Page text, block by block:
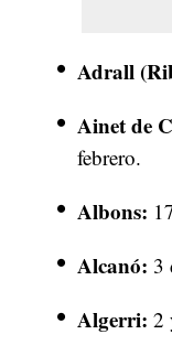
Adrall
Ainet de
febrero.
Albons:
Alcanó: 3
Algerri: 2